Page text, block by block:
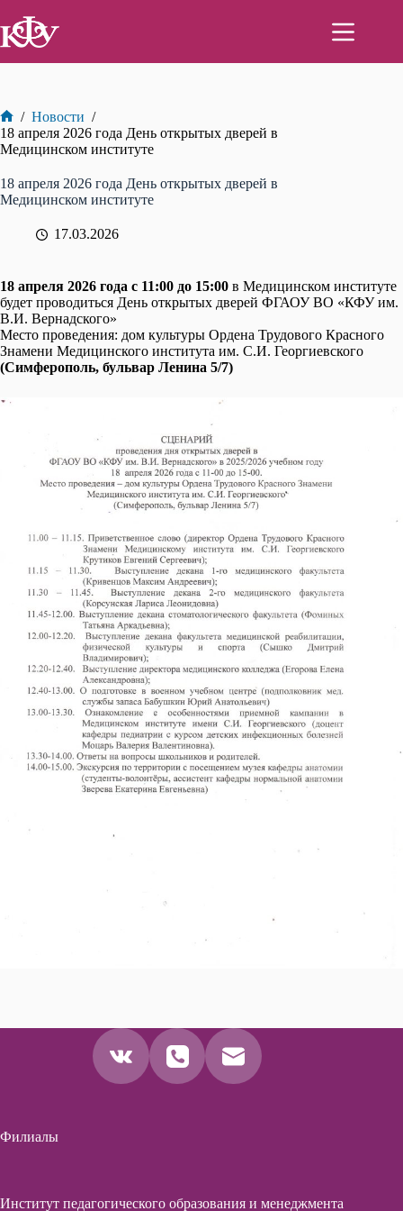
к
сути
Главная
/ Новости /
18 апреля 2026 года День открытых дверей в
Медицинском институте
18 апреля 2026 года День открытых дверей в
Медицинском институте
17.03.2026
18 апреля 2026 года с 11:00 до 15:00 в Медицинском институте
будет проводиться День открытых дверей ФГАОУ ВО «КФУ им.
В.И. Вернадского»
Место проведения: дом культуры Ордена Трудового Красного
Знамени Медицинского института им. С.И. Георгиевского
(Симферополь, бульвар Ленина 5/7)
Филиалы
Институт педагогического образования и менеджмента